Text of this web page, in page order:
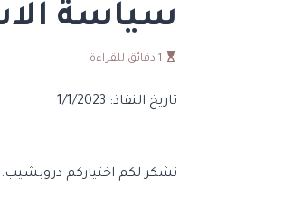
سياسة
تاريخ النفاذ: 1/1/2023
نشكر لكم اختياركم دروبشيب.